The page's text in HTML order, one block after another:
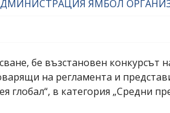
ЯМБОЛ
бе възстановен
на регламента и
глобал“, в категория „Средни